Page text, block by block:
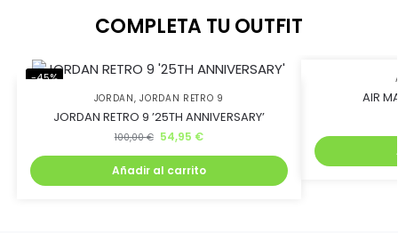
COMPLETA TU OUTFIT
-45%
JORDAN,JORDAN RETRO 9
JORDAN RETRO 9 ’25TH ANNIVERSARY’
100,00€ 54,95 €
Añadir al carrito
AIR